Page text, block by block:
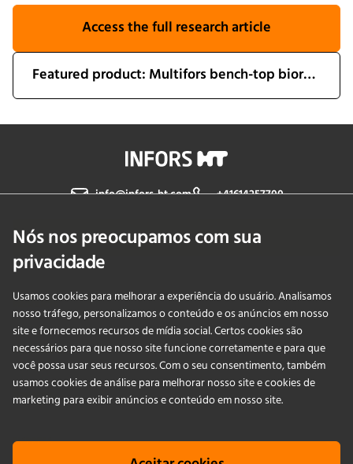
Access the full research article
Featured product: Multifors bench-top bioreactor
Nós nos preocupamos com sua
privacidade
Usamos cookies para melhorar a experiência do usuário. Analisamos
nosso tráfego, personalizamos o conteúdo e os anúncios em nosso
site e fornecemos recursos de mídia social. Certos cookies são
necessários para que nosso site funcione corretamente e para que
você possa usar seus recursos. Com o seu consentimento, também
usamos cookies de análise para melhorar nosso site e cookies de
marketing para exibir anúncios e conteúdo em nosso site.
info@infors-ht.com +41614257700
Fale Conosco
PRODUCTS
APLICAÇÕES
SERVIÇOS
EMPRESA